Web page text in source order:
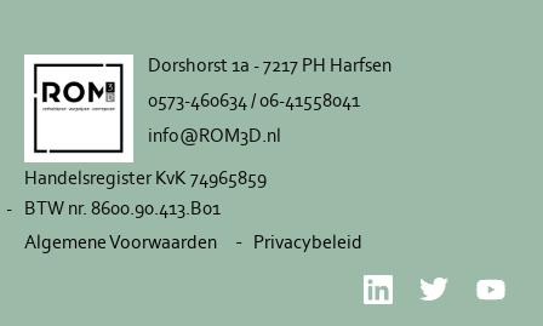
Dorshorst 1a - 7217 PH Harfsen
0573-460634 / 06-41558041
info@ROM3D.nl
Handelsregister KvK 74965859
BTW nr. 8600.90.413.B01
Algemene Voorwaarden
Privacybeleid